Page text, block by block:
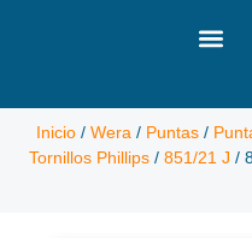
Inicio / Wera / Puntas /
Tornillos Phillips/ 851/21 J /